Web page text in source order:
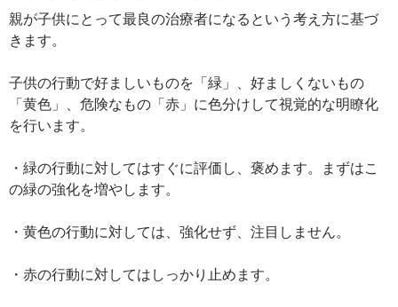
親が子供にとって最良の治療者になるという考え方に基づ
きます。
子供の行動で好ましいものを「緑」、好ましくないもの
「黄色」、危険なもの「赤」に色分けして視覚的な明瞭化
を行います。
・緑の行動に対してはすぐに評価し、褒めます。まずはこ
の緑の強化を増やします。
・黄色の行動に対しては、強化せず、注目しません。
・赤の行動に対してはしっかり止めます。